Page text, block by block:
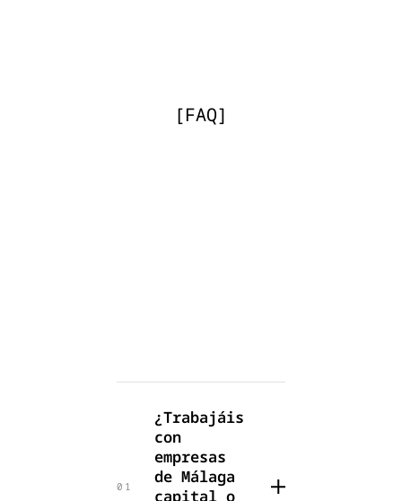
[FAQ]
01
¿Trabajáis
con
empresas
de Málaga
capital o